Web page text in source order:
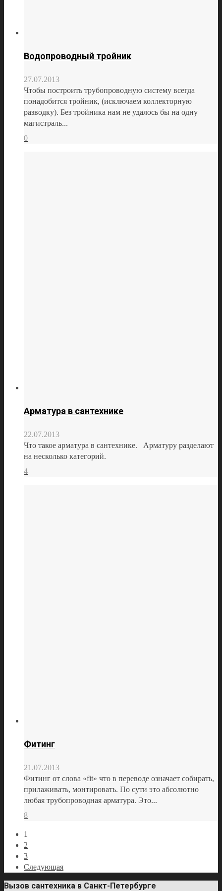
Водопроводный тройник
27.07.2013
Чтобы построить трубопроводную систему всегда
понадобится тройник, (исключаем коллекторную
разводку). Без тройника нам не удалось бы на одну
магистраль...
0
Арматура в сантехнике
22.07.2013
Что такое арматура в сантехнике. Арматуру разделают
на несколько категорий.
4
Фитинг
21.07.2013
Фитинг от слова «fit» что в переводе означает собирать,
прилаживать, монтировать. По сути это абсолютно
любая трубопроводная арматура. Это...
8
1
2
3
Следующая
Вызов сантехника в Санкт-Петербурге